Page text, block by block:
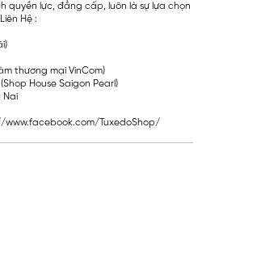
quyền lực, đẳng cấp, luôn là sự lựa chọn
Hệ :
thương mại VinCom)
House Saigon Pearl)
Nai
TuxedoShop/